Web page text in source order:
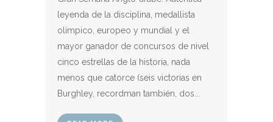
leyenda de la disciplina, medallista
olímpico, europeo y mundial y el
mayor ganador de concursos de nivel
cinco estrellas de la historia, nada
menos que catorce (seis victorias en
Burghley, recordman también, dos...